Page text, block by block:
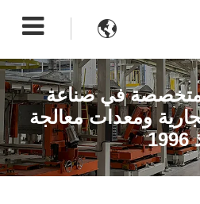

في صناعة
ومعدات معالجة